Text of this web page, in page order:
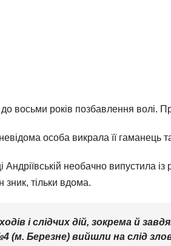
восьми років позбавлення волі.
особа викрала її гаманець
необачно випустила
зник, тільки вдома.
і слідчих дій, зокрема й
(м. Березне) вийшли на слід